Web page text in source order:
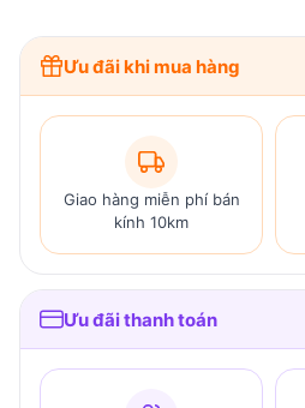
Ưu đãi khi mua hàng
Giao hàng miễn phí bán
kính 10km
Ưu đãi thanh toán